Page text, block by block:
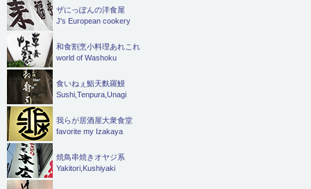
ザにっぽんの洋食屋
J's European cookery
和食割烹小料理あれこれ
world of Washoku
食いねぇ鮨天麩羅鰻
Sushi,Tenpura,Unagi
我らが居酒屋大衆食堂
favorite my Izakaya
焼鳥串焼きオヤジ系
Yakitori,Kushiyaki